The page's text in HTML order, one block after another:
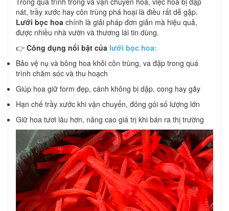
nát, trầy xước hay côn trùng phá hoại là điều rất dễ gặp.
Lưới bọc hoa chính là giải pháp đơn giản mà hiệu quả,
được nhiều nhà vườn và thương lái tin dùng.
👉 Công dụng nổi bật của lưới bọc hoa:
Bảo vệ nụ và bông hoa khỏi côn trùng, va đập trong quá
trình chăm sóc và thu hoạch
Giúp hoa giữ form đẹp, cánh không bị dập, cong hay gãy
Hạn chế trầy xước khi vận chuyển, đóng gói số lượng lớn
Giữ hoa tươi lâu hơn, nâng cao giá trị khi bán ra thị trường